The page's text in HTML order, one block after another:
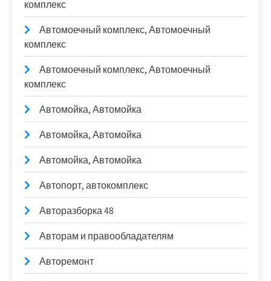
комплекс
Автомоечный комплекс, Автомоечный
комплекс
Автомоечный комплекс, Автомоечный
комплекс
Автомойка, Автомойка
Автомойка, Автомойка
Автомойка, Автомойка
Автопорт, автокомплекс
Авторазборка 48
Авторам и правообладателям
Авторемонт